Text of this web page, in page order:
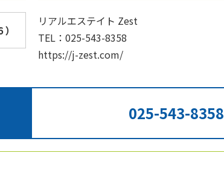
リアルエステイト Zest
TEL：025-543-8358
https://j-zest.com/
025-543-8358